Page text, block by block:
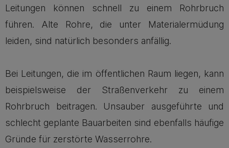
Leitungen können schnell zu einem Rohrbruch
führen. Alte Rohre, die unter Materialermüdung
leiden, sind natürlich besonders anfällig.
Bei Leitungen, die im öffentlichen Raum liegen, kann
beispielsweise der Straßenverkehr zu einem
Rohrbruch beitragen. Unsauber ausgeführte und
schlecht geplante Bauarbeiten sind ebenfalls häufige
Gründe für zerstörte Wasserrohre.